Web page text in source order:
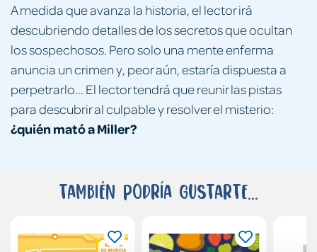
A medida que avanza la historia, el lector irá
descubriendo detalles de los secretos que ocultan
los sospechosos. Pero solo una mente enferma
anuncia un crimen y, peor aún, estaría dispuesta a
perpetrarlo... El lector tendrá que reunir las pistas
para descubrir al culpable y resolver el misterio:
¿quién mató a Miller?
También podría gustarte...